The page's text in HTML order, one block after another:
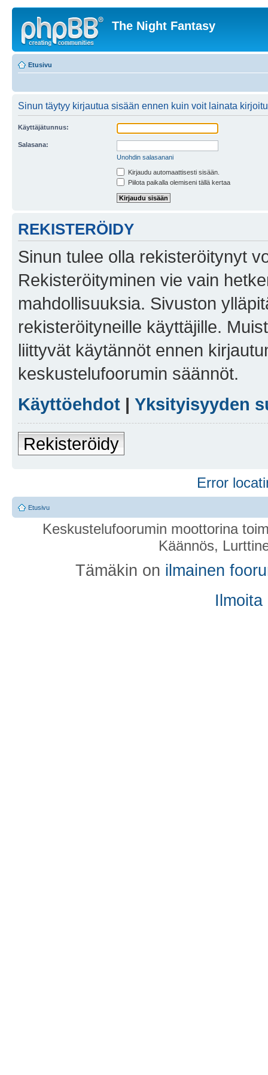
The Night Fantasy
Etusivu
Sinun täytyy kirjautua sisään ennen kuin voit lainata
Käyttäjätunnus:
Salasana:
Unohdin salasanani
Kirjaudu automaattisesti sisään.
Piilota paikalla olemiseni tällä kertaa
REKISTERÖIDY
Sinun tulee olla rekisteröitynyt
Rekisteröityminen vie vain
mahdollisuuksia. Sivuston
rekisteröityneille käyttäjille.
liittyvät käytännöt ennen
keskustelufoorumin säännöt.
Käyttöehdot | Yksityisyyden
Rekisteröidy
Error
Etusivu
Keskustelufoorumin moottorina
Käännös,
Tämäkin on ilmainen